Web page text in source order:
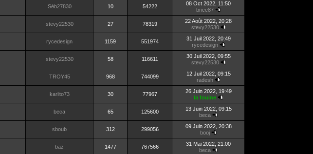
Séb27830 10 54222
08 Oct 2022, 11:50
brice87
stevy22530 27 78319
22 Août 2022, 20:28
stevy22530
rycedesign 1159 551974
31 Juil 2022, 20:49
rycedesign
stevy22530 58 116611
30 Juil 2022, 09:55
stevy22530
TROY45 968 744099
12 Juil 2022, 09:15
radesh
karlito73 30 77967
26 Juin 2022, 19:49
la fouine
beca 65 125600
13 Juin 2022, 09:15
beca
sboub 312 299056
09 Juin 2022, 20:38
booj
baz 1477 767566
31 Mai 2022, 21:00
beca